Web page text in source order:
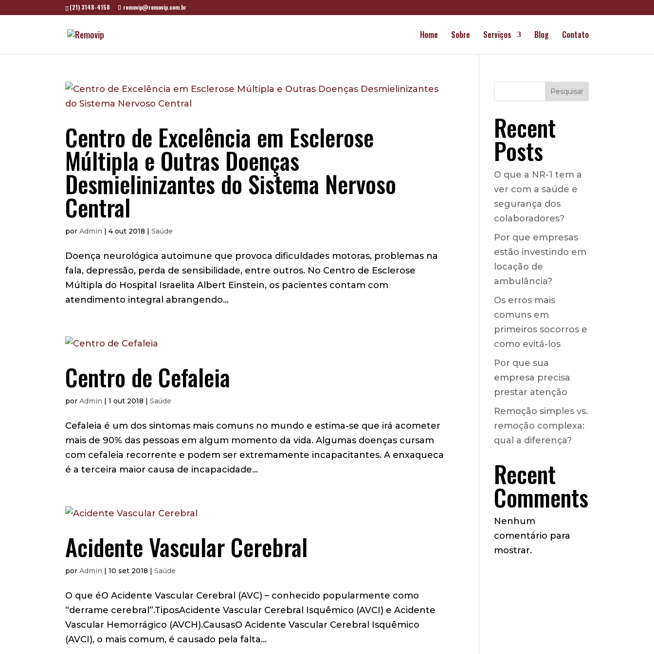
(21) 3148-4158 removip@removip.com.br
Home Sobre Serviços Blog Contato
Centro de Excelência em Esclerose
Múltipla e Outras Doenças
Desmielinizantes do Sistema Nervoso
Central
porAdmin |4 out 2018 |Saúde
Doença neurológica autoimune que provoca dificuldades motoras, problemas na
fala, depressão, perda de sensibilidade, entre outros. No Centro de Esclerose
Múltipla do Hospital Israelita Albert Einstein, os pacientes contam com
atendimento integral abrangendo...
Centro de Cefaleia
porAdmin |1 out 2018 |Saúde
Cefaleia é um dos sintomas mais comuns no mundo e estima-se que irá acometer
mais de 90% das pessoas em algum momento da vida. Algumas doenças cursam
com cefaleia recorrente e podem ser extremamente incapacitantes. A enxaqueca
é a terceira maior causa de incapacidade...
Acidente Vascular Cerebral
porAdmin |10 set 2018 |Saúde
O que éO Acidente Vascular Cerebral (AVC) – conhecido popularmente como
“derrame cerebral”.TiposAcidente Vascular Cerebral Isquêmico (AVCI) e Acidente
Vascular Hemorrágico (AVCH).CausasO Acidente Vascular Cerebral Isquêmico
(AVCI), o mais comum, é causado pela falta...
Pesquisar
Recent
Posts
O que a NR-1 tem a
ver com a saúde e
segurança dos
colaboradores?
Por que empresas
estão investindo em
locação de
ambulância?
Os erros mais
comuns em
primeiros socorros e
como evitá-los
Por que sua
empresa precisa
prestar atenção
Remoção simples vs.
remoção complexa:
qual a diferença?
Recent
Comments
Nenhum
comentário para
mostrar.